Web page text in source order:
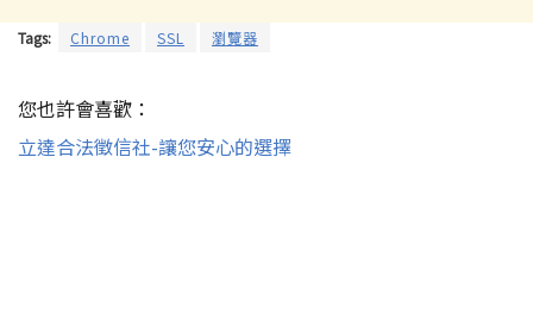
Tags: Chrome SSL 瀏覽器
您也許會喜歡：
立達合法徵信社-讓您安心的選擇